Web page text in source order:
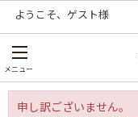
ようこそ、 ゲスト様
メニュー
申し訳ございません。